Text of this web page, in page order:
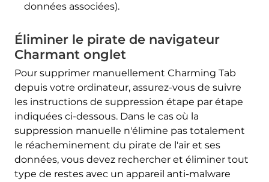
données associées).
Éliminer le pirate de navigateur
Charmant onglet
Pour supprimer manuellement Charming Tab
depuis votre ordinateur, assurez-vous de suivre
les instructions de suppression étape par étape
indiquées ci-dessous. Dans le cas où la
suppression manuelle n'élimine pas totalement
le réacheminement du pirate de l'air et ses
données, vous devez rechercher et éliminer tout
type de restes avec un appareil anti-malware
Télécharger
Malware Removal Tool